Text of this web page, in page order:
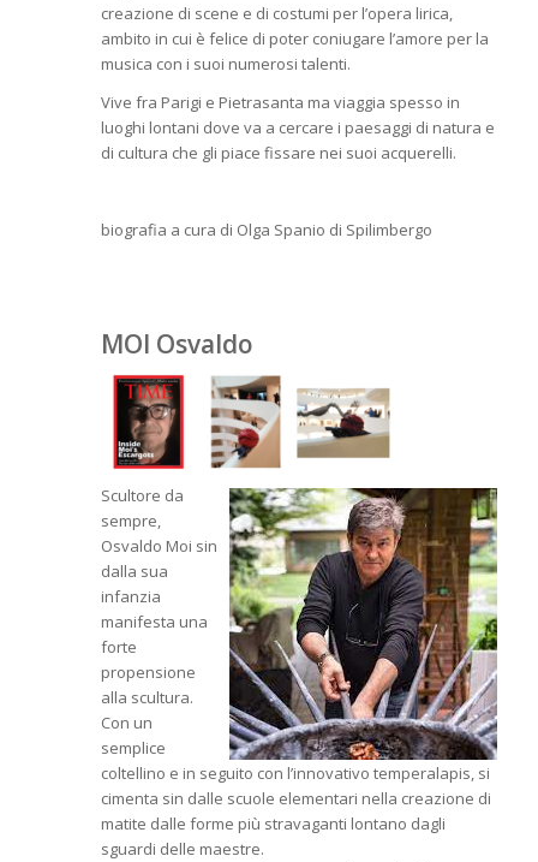
creazione di scene e di costumi per l’opera lirica,
ambito in cui è felice di poter coniugare l’amore per la
musica con i suoi numerosi talenti.
Vive fra Parigi e Pietrasanta ma viaggia spesso in
luoghi lontani dove va a cercare i paesaggi di natura e
di cultura che gli piace fissare nei suoi acquerelli.
biografia a cura di Olga Spanio di Spilimbergo
MOI Osvaldo
Scultore da
sempre,
Osvaldo Moi sin
dalla sua
infanzia
manifesta una
forte
propensione
alla scultura.
Con un
semplice
coltellino e in seguito con l’innovativo temperalapis, si
cimenta sin dalle scuole elementari nella creazione di
matite dalle forme più stravaganti lontano dagli
sguardi delle maestre.